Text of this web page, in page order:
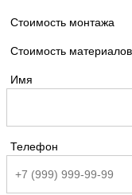
Стоимость монтажа
Стоимость материалов
Имя
Телефон